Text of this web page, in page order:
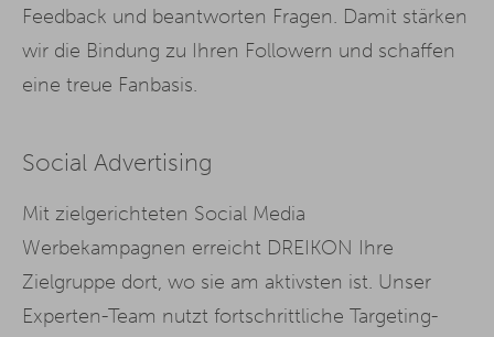
Feedback und beantworten Fragen. Damit stärken
wir die Bindung zu Ihren Followern und schaffen
eine treue Fanbasis.
Social Advertising
Mit zielgerichteten Social Media
Werbekampagnen erreicht DREIKON Ihre
Zielgruppe dort, wo sie am aktivsten ist. Unser
Experten-Team nutzt fortschrittliche Targeting-